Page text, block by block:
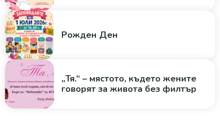
Рожден Ден
„Тя.“ – мястото, където жените
говорят за живота без филтър